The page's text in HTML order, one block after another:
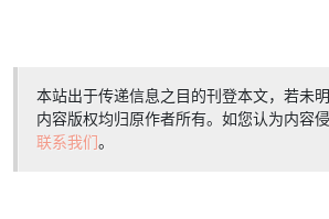
本站出于传递信息之目的刊登本文，若未
内容版权均归原作者所有。如您认为内容
联系我们。